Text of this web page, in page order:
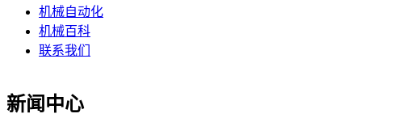
机械自动化
机械百科
联系我们
新闻中心